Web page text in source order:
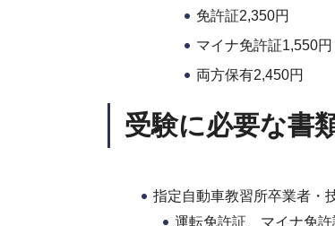
免許証2,350円
マイナ免許証1,550円
両方保有2,450円
受験に必要な書
指定自動車教習所卒業者・
運転免許証、マイナ免許